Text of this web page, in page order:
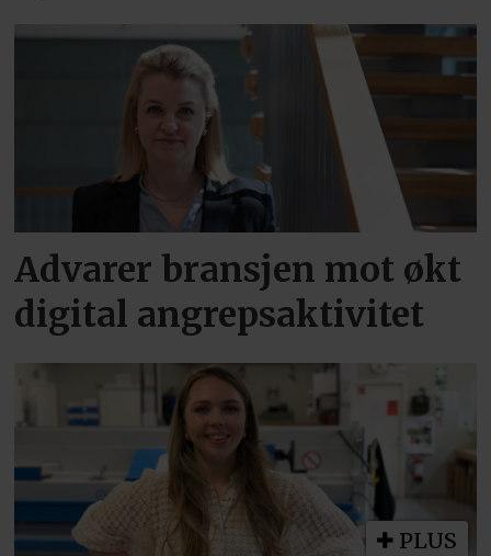
Advarer bransjen mot økt
digital angrepsaktivitet
PLUS